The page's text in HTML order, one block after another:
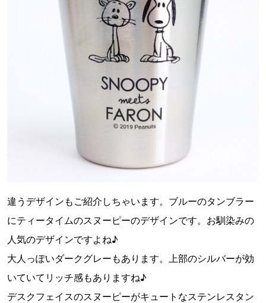
違うデザインもご紹介しちゃいます。ブルーのタンブラー
にティータイムのスヌーピーのデザインです。お馴染みの
人気のデザインですよね♪
大人っぽいダークグレーもあります。上部のシルバーが効
いていてリッチ感もありますね♪
デスクフェイスのスヌーピーがキュートなステンレスタン